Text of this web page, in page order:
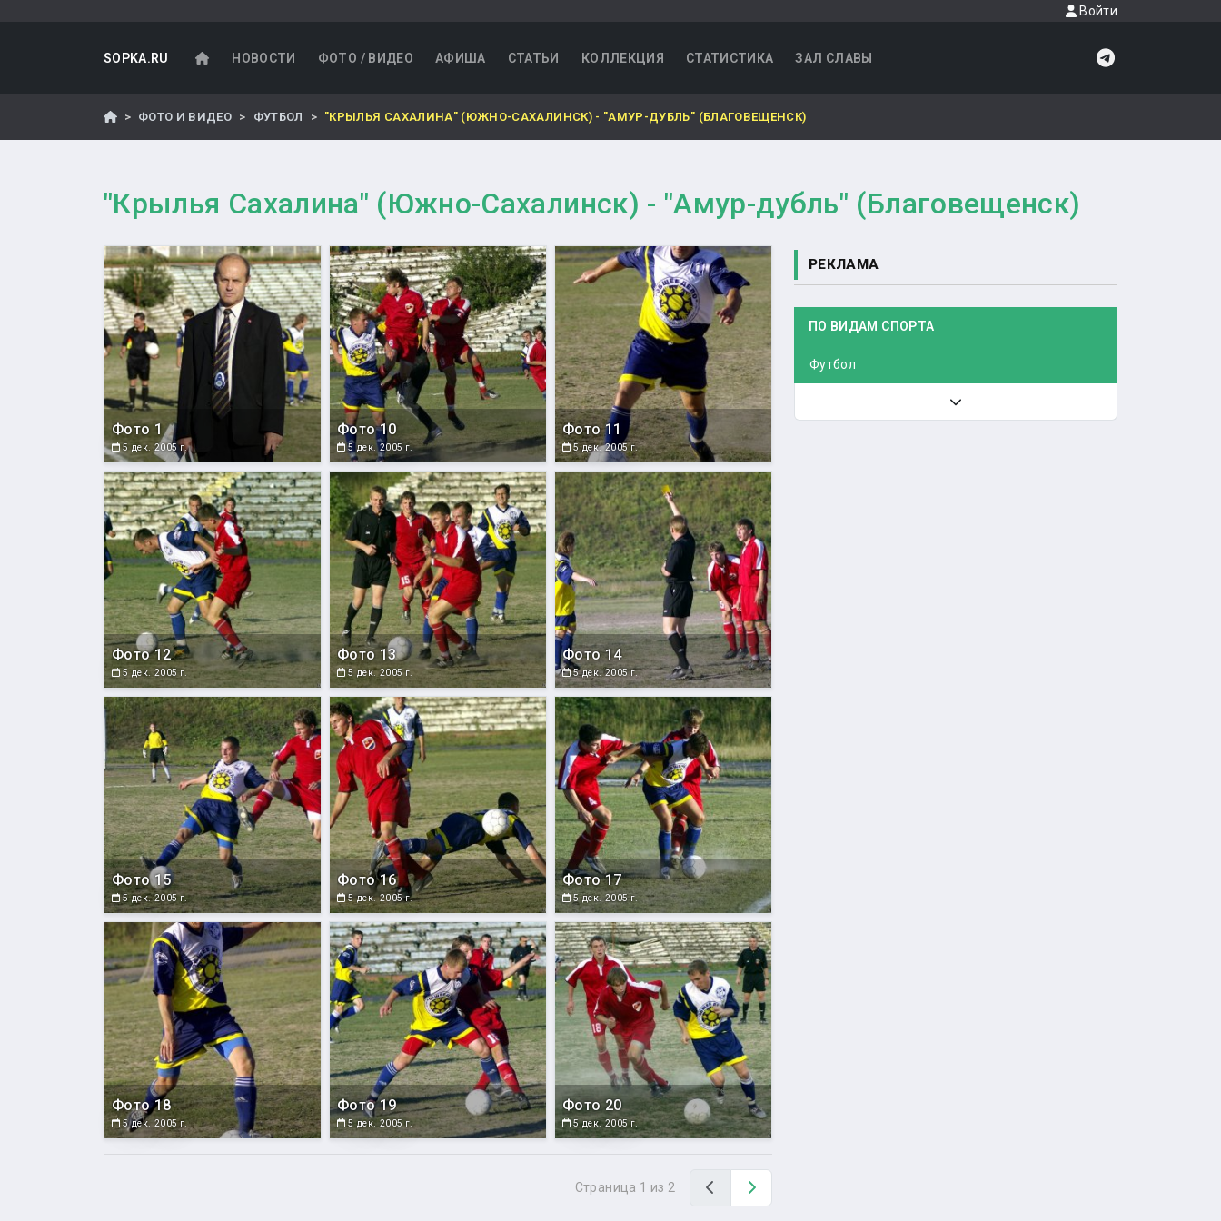
Войти
SOPKA.RU НОВОСТИ ФОТО / ВИДЕО АФИША СТАТЬИ КОЛЛЕКЦИЯ СТАТИСТИКА ЗАЛ СЛАВЫ
ФОТО И ВИДЕО ФУТБОЛ "КРЫЛЬЯ САХАЛИНА" (ЮЖНО-САХАЛИНСК) - "АМУР-ДУБЛЬ" (БЛАГОВЕЩЕНСК)
"Крылья Сахалина" (Южно-Сахалинск) - "Амур-дубль" (Благовещенск)
Фото 1
5 дек. 2005 г.
Фото 10
5 дек. 2005 г.
Фото 11
5 дек. 2005 г.
Фото 12
5 дек. 2005 г.
Фото 13
5 дек. 2005 г.
Фото 14
5 дек. 2005 г.
Фото 15
5 дек. 2005 г.
Фото 16
5 дек. 2005 г.
Фото 17
5 дек. 2005 г.
Фото 18
5 дек. 2005 г.
Фото 19
5 дек. 2005 г.
Фото 20
5 дек. 2005 г.
Страница 1 из 2 Назад
РЕКЛАМА
ПО ВИДАМ СПОРТА
Футбол